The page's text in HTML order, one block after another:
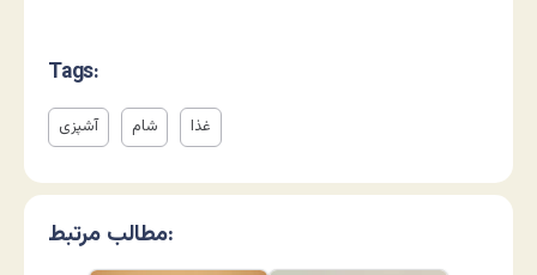
Tags:
آشپزی شام غذا
مطالب مرتبط: